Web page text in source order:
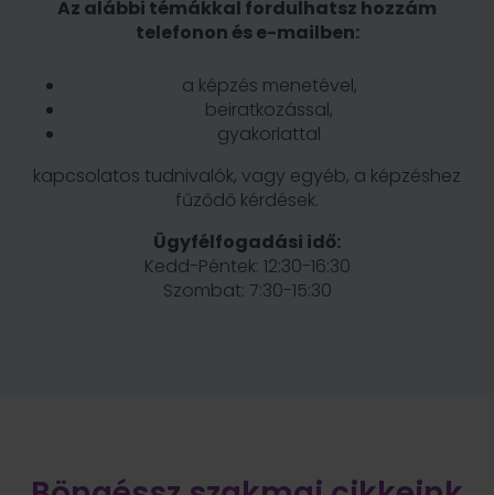
Az alábbi témákkal fordulhatsz hozzám
telefonon és e-mailben:
a képzés menetével,
beiratkozással,
gyakorlattal
kapcsolatos tudnivalók, vagy egyéb, a képzéshez
fűződő kérdések.
Ügyfélfogadási idő:
Kedd-Péntek: 12:30-16:30
Szombat: 7:30-15:30